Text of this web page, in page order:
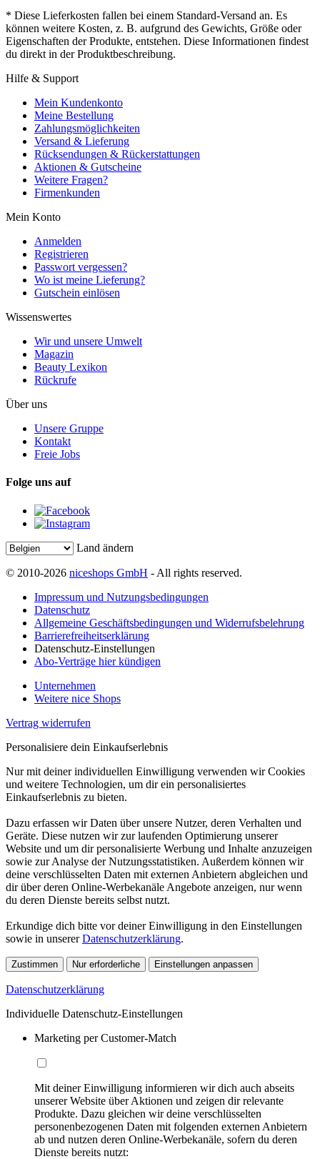
* Diese Lieferkosten fallen bei einem Standard-Versand an. Es
können weitere Kosten, z. B. aufgrund des Gewichts, Größe oder
Eigenschaften der Produkte, entstehen. Diese Informationen findest
du direkt in der Produktbeschreibung.
Hilfe & Support
Mein Kundenkonto
Meine Bestellung
Zahlungsmöglichkeiten
Versand & Lieferung
Rücksendungen & Rückerstattungen
Aktionen & Gutscheine
Weitere Fragen?
Firmenkunden
Mein Konto
Anmelden
Registrieren
Passwort vergessen?
Wo ist meine Lieferung?
Gutschein einlösen
Wissenswertes
Wir und unsere Umwelt
Magazin
Beauty Lexikon
Rückrufe
Über uns
Unsere Gruppe
Kontakt
Freie Jobs
Folge uns auf
Land ändern
© 2010-2026 niceshops GmbH - All rights reserved.
Impressum und Nutzungsbedingungen
Datenschutz
Allgemeine Geschäftsbedingungen und Widerrufsbelehrung
Barrierefreiheitserklärung
Datenschutz-Einstellungen
Abo-Verträge hier kündigen
Unternehmen
Weitere nice Shops
Vertrag widerrufen
Personalisiere dein Einkaufserlebnis
Nur mit deiner individuellen Einwilligung verwenden wir Cookies
und weitere Technologien, um dir ein personalisiertes
Einkaufserlebnis zu bieten.
Dazu erfassen wir Daten über unsere Nutzer, deren Verhalten und
Geräte. Diese nutzen wir zur laufenden Optimierung unserer
Website und um dir personalisierte Werbung und Inhalte anzuzeigen
sowie zur Analyse der Nutzungsstatistiken. Außerdem können wir
deine verschlüsselten Daten mit externen Anbietern abgleichen und
dir über deren Online-Werbekanäle Angebote anzeigen, nur wenn
du deren Dienste bereits selbst nutzt.
Erkundige dich bitte vor deiner Einwilligung in den Einstellungen
sowie in unsererDatenschutzerklärung.
Zustimmen Nur erforderliche Einstellungen anpassen
Datenschutzerklärung
Individuelle Datenschutz-Einstellungen
Marketing per Customer-Match
Mit deiner Einwilligung informieren wir dich auch abseits
unserer Website über Aktionen und zeigen dir relevante
Produkte. Dazu gleichen wir deine verschlüsselten
personenbezogenen Daten mit folgenden externen Anbietern
ab und nutzen deren Online-Werbekanäle, sofern du deren
Dienste bereits nutzt: